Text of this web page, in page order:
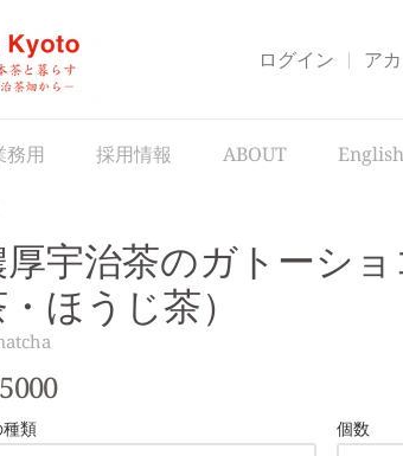
ログイン ア
務用 採用情報 ABOUT
宇治茶のガトーシ
ほうじ茶）
類 個数